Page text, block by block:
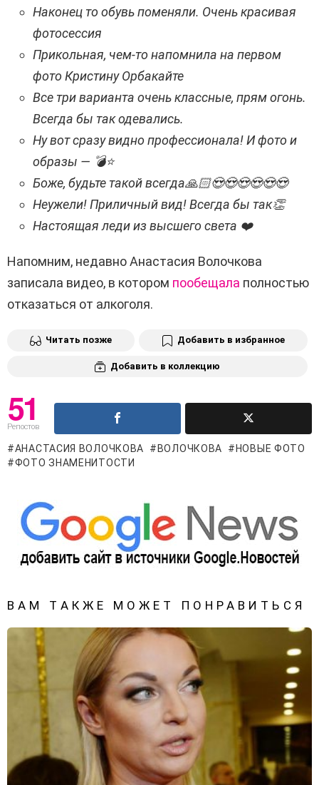
Наконец то обувь поменяли. Очень красивая
фотосессия
Прикольная, чем-то напомнила на первом
фото Кристину Орбакайте
Все три варианта очень классные, прям огонь.
Всегда бы так одевались.
Ну вот сразу видно профессионала! И фото и
образы — 💣⭐️
Боже, будьте такой всегда🙏🏻😍😍😍😍😍😍
Неужели! Приличный вид! Всегда бы так👏
Настоящая леди из высшего света ❤️
Напомним, недавно Анастасия Волочкова
записала видео, в котором пообещала полностью
отказаться от алкоголя.
Читать позже Добавить в избранное
Добавить в коллекцию
51
Репостов
АНАСТАСИЯ ВОЛОЧКОВА ВОЛОЧКОВА
НОВЫЕ ФОТО
ФОТО ЗНАМЕНИТОСТИ
ВАМ ТАКЖЕ МОЖЕТ ПОНРАВИТЬСЯ